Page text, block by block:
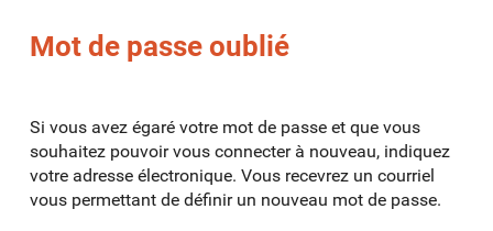
Mot de passe oublié
Si vous avez égaré votre mot de passe et que vous
souhaitez pouvoir vous connecter à nouveau, indiquez
votre adresse électronique. Vous recevrez un courriel
vous permettant de définir un nouveau mot de passe.